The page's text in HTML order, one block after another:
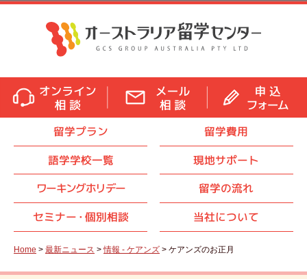
留学プラン
留学費用
語学学校一覧
現地サポート
ワーキングホリデー
留学の流れ
セミナー・ 個別相談 当社について
Home > 最新ニュース >情報 - ケアンズ > ケアンズのお正月